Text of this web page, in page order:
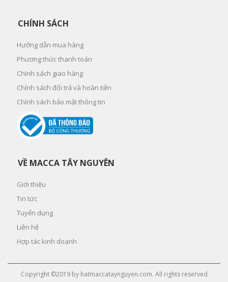
CHÍNH SÁCH
Hướng dẫn mua hàng
Phương thức thanh toán
Chính sách giao hàng
Chính sách đổi trả và hoàn tiền
Chính sách bảo mật thông tin
VỀ MACCA TÂY NGUYÊN
Giới thiệu
Tin tức
Tuyển dụng
Liên hệ
Hợp tác kinh doanh
Copyright ©2019 by hatmaccataynguyen.com. All rights reserved